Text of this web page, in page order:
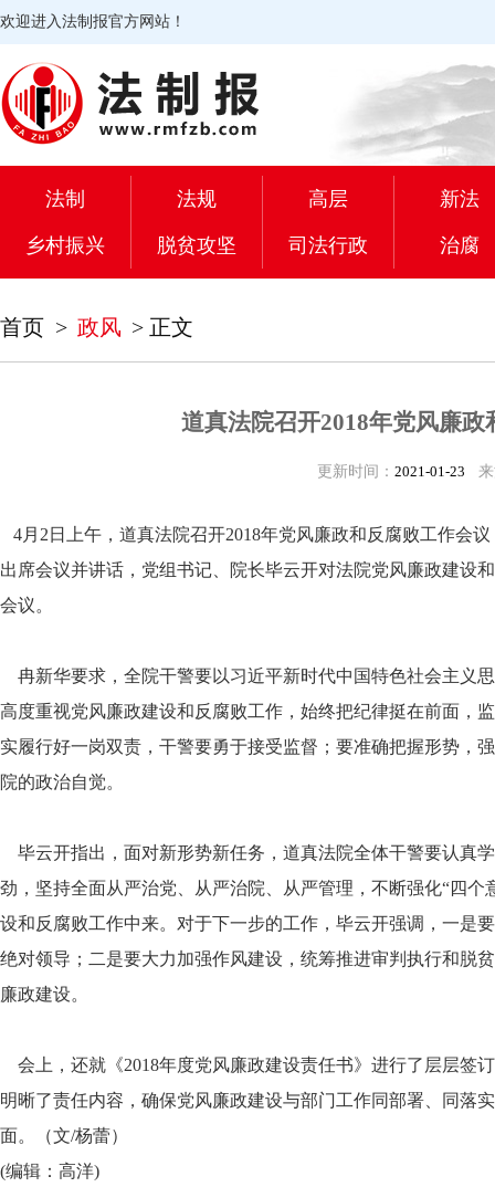
欢迎进入法制报官方网站！
法制 法规 高层 新法
乡村振兴 脱贫攻坚 司法行政 治腐
首页 > 政风 > 正文
道真法院召开2018年党风廉政
更新时间： 2021-01-23
4月2日上午，道真法院召开2018年党风廉政和反腐败工作会
出席会议并讲话，党组书记、院长毕云开对法院党风廉政建设
会议。
冉新华要求，全院干警要以习近平新时代中国特色社会主义
高度重视党风廉政建设和反腐败工作，始终把纪律挺在前面，
实履行好一岗双责，干警要勇于接受监督；要准确把握形势，
院的政治自觉。
毕云开指出，面对新形势新任务，道真法院全体干警要认真
劲，坚持全面从严治党、从严治院、从严管理，不断强化“四
设和反腐败工作中来。对于下一步的工作，毕云开强调，一是
绝对领导；二是要大力加强作风建设，统筹推进审判执行和脱
廉政建设。
会上，还就《2018年度党风廉政建设责任书》进行了层层签
明晰了责任内容，确保党风廉政建设与部门工作同部署、同落
面。（文/杨蕾）
(编辑：高洋)